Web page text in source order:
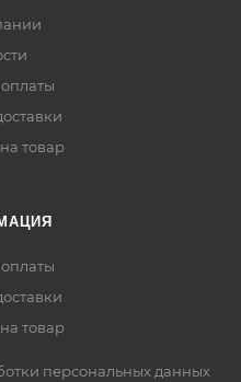
товар
товар
персональных данных